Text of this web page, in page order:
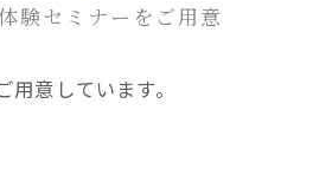
験セミナーをご用意
意しています。